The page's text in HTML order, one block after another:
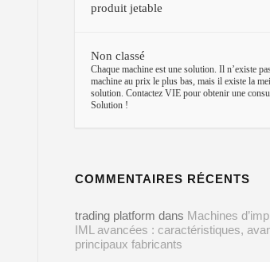
produit jetable
Non classé
–
Chaque machine est une solution. Il n’existe
machine au prix le plus bas, mais il existe la
solution. Contactez VIE pour obtenir une
Solution !
COMMENTAIRES RÉCENTS
trading platform dans Machines
IML avancées : caractéristiques,
principaux fabricants